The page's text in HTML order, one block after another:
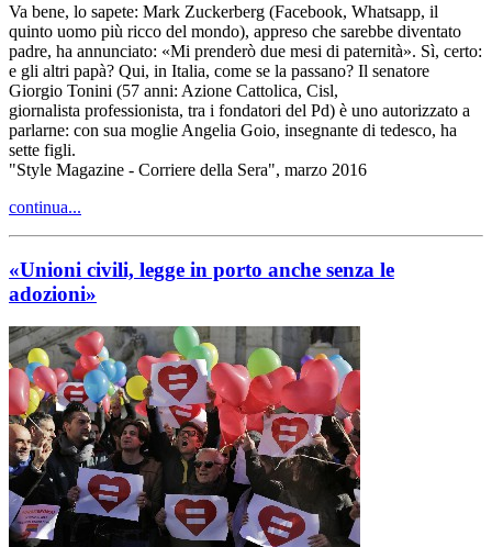
Va bene, lo sapete: Mark Zuckerberg (Facebook, Whatsapp, il
quinto uomo più ricco del mondo), appreso che sarebbe diventato
padre, ha annunciato: «Mi prenderò due mesi di paternità». Sì, certo:
e gli altri papà? Qui, in Italia, come se la passano? Il senatore
Giorgio Tonini (57 anni: Azione Cattolica, Cisl,
giornalista professionista, tra i fondatori del Pd) è uno autorizzato a
parlarne: con sua moglie Angelia Goio, insegnante di tedesco, ha
sette figli.
"Style Magazine - Corriere della Sera", marzo 2016
continua...
«Unioni civili, legge in porto anche senza le
adozioni»